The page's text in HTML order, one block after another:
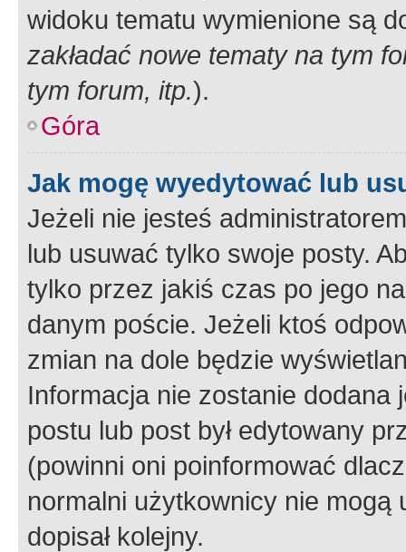
widoku tematu wymienione są
zakładać nowe tematy na tym
tym forum, itp.).
Góra
Jak mogę wyedytować lub
Jeżeli nie jesteś
lub usuwać tylko swoje posty.
tylko przez jakiś czas po jego
danym poście. Jeżeli ktoś
zmian na dole będzie
Informacja nie zostanie dodana
postu lub post był edytowany
(powinni oni poinformować
normalni użytkownicy nie
dopisał kolejny.